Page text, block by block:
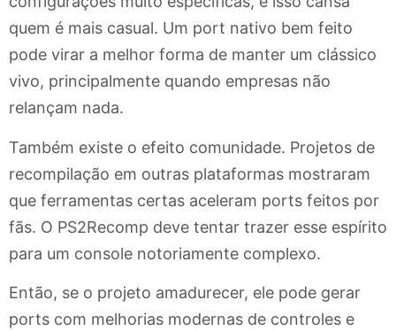
quem é mais casual. Um port nativo bem feito
pode virar a melhor forma de manter um clássico
vivo, principalmente quando empresas não
relançam nada.
Também existe o efeito comunidade. Projetos de
recompilação em outras plataformas mostraram
que ferramentas certas aceleram ports feitos por
fãs. O PS2Recomp deve tentar trazer esse espírito
para um console notoriamente complexo.
Então, se o projeto amadurecer, ele pode gerar
ports com melhorias modernas de controles e